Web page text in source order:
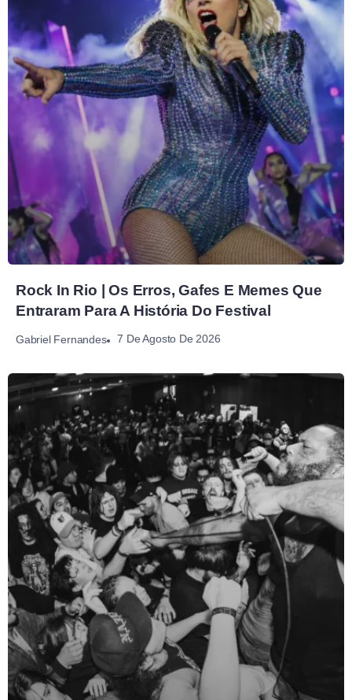
Rock In Rio | Os Erros, Gafes E Memes Que
Entraram Para A História Do Festival
Gabriel Fernandes 7 De Agosto De 2026